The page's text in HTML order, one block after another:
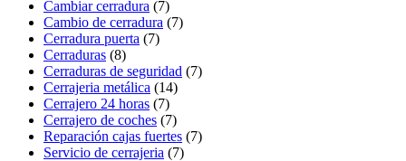
Cambiar cerradura (7)
Cambio de cerradura (7)
Cerradura puerta (7)
Cerraduras (8)
Cerraduras de seguridad (7)
Cerrajeria metálica (14)
Cerrajero 24 horas (7)
Cerrajero de coches (7)
Reparación cajas fuertes (7)
Servicio de cerrajeria (7)